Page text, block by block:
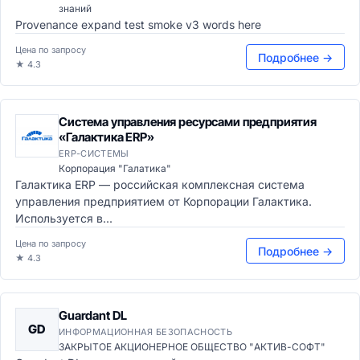
знаний
Provenance expand test smoke v3 words here
Цена по запросу
★ 4.3
Подробнее →
Система управления ресурсами предприятия
«Галактика ERP»
ERP-СИСТЕМЫ
Корпорация "Галатика"
Галактика ERP — российская комплексная система
управления предприятием от Корпорации Галактика.
Используется в...
Цена по запросу
★ 4.3
Подробнее →
GD
Guardant DL
ИНФОРМАЦИОННАЯ БЕЗОПАСНОСТЬ
ЗАКРЫТОЕ АКЦИОНЕРНОЕ ОБЩЕСТВО "АКТИВ-СОФТ"